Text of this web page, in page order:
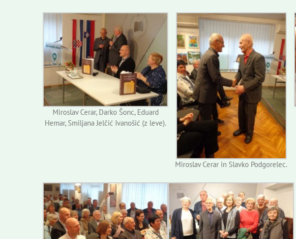
Miroslav Cerar, Darko Šonc, Eduard
Hemar, Smiljana Jelčić Ivanošić (z leve).
Miroslav Cerar in Slavko Podgorelec.